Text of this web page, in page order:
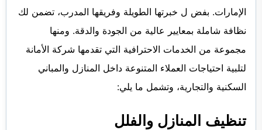
الإمارات. بفض ل خبرتها الطويلة وفريقها المدرب، تضمن لك
نظافة شاملة بمعايير عالية من الجودة والدقة. ومنها
مجموعة من الخدمات الاحترافية التي تقدمها شركة الأمانة
لتلبية احتياجات العملاء المتنوعة داخل المنازل والمباني
السكنية والتجارية، وتشمل ما يلي:
تنظيف المنازل والفلل